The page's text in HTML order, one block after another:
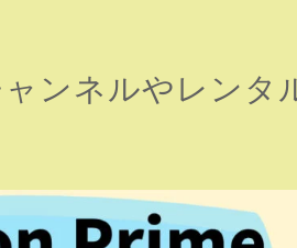
ンネルやレンタ